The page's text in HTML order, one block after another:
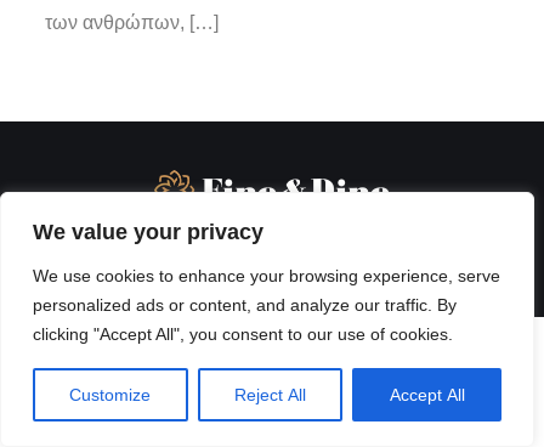
We value your privacy
We use cookies to enhance your browsing experience, serve
personalized ads or content, and analyze our traffic. By
clicking "Accept All", you consent to our use of cookies.
Customize Reject All Accept All
των ανθρώπων, […]